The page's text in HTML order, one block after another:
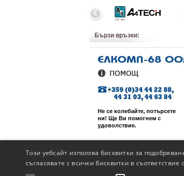
Бързи връзки:
Не се колебайте, потърсете
ни! Ще Ви помогнем с
удоволствие.
Този уебсайт използва бисквитки за
съгласявате с всички бисквитки в